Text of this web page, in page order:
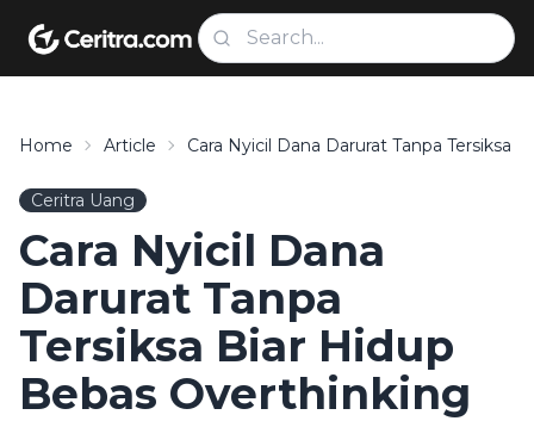
Home Article Cara Nyicil Dana Darurat Tanpa Tersiksa
Ceritra Uang
Cara Nyicil Dana
Darurat Tanpa
Tersiksa Biar Hidup
Bebas Overthinking